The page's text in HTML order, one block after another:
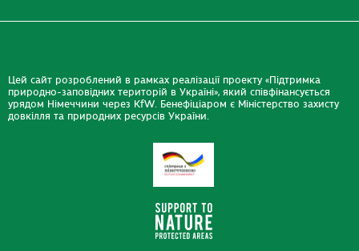
Цей сайт розроблений в рамках реалізації проекту «Підтримка
природно-заповідних територій в Україні», який співфінансується
урядом Німеччини через KfW. Бенефіціаром є Міністерство захисту
довкілля та природних ресурсів України.